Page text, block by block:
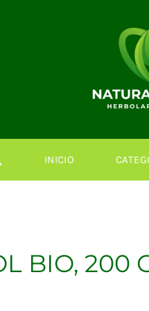
INICIO
BIO, 200